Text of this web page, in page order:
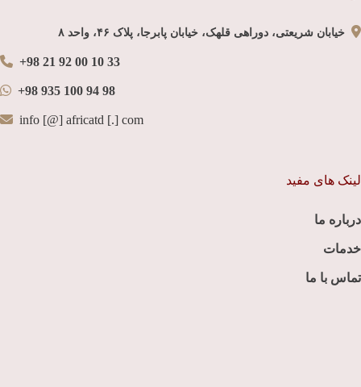
خیابان شریعتی، دوراهی قلهک، خیابان پابرجا، پلاک ۴۶، واحد ۸
+98 21 92 00 10 33
+98 935 100 94 98
info [@] africatd [.] com
لینک های مفید
درباره ما
خدمات
تماس با ما